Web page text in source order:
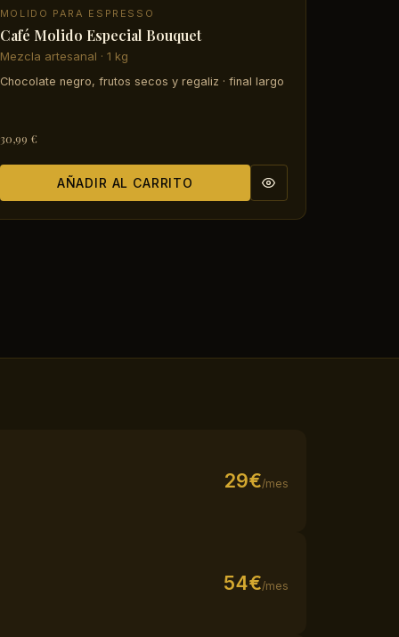
MOLIDO PARA ESPRESSO
Café Molido Especial Bouquet
Mezcla artesanal · 1 kg
Chocolate negro, frutos secos y regaliz · final largo
30,99 €
AÑADIR AL CARRITO
29€/mes
54€/mes